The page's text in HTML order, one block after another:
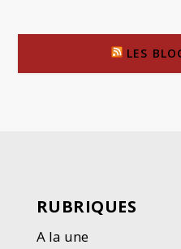
LES
RUBRIQUES
A la une